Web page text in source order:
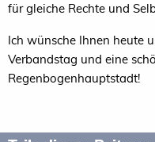
für gleiche Rechte und
Ich wünsche Ihnen heute
Verbandstag und eine
Regenbogenhauptstadt!